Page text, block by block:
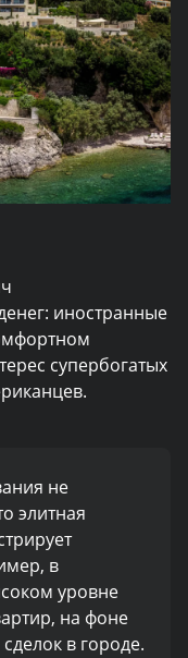
иностранные
супербогатых
не
элитная
в
уровне
на фоне
в городе.